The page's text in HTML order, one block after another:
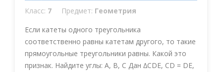
Класс: 7 Предмет: Геометрия
Если катеты одного треугольника
соответственно равны катетам другого, то такие
прямоугольные треугольники равны. Какой это
признак. Найдите углы: A, B, C Дан ∆CDE, CD = DE,